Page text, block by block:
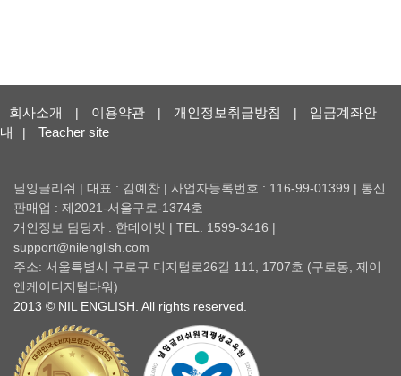
회사소개 | 이용약관 | 개인정보취급방침 |
입금계좌안
내
| Teacher site
닐잉글리쉬 | 대표 : 김예찬 | 사업자등록번호 : 116-99-01399 | 통신
판매업 : 제2021-서울구로-1374호
개인정보 담당자 : 한데이빗 | TEL: 1599-3416 |
support@nilenglish.com
주소: 서울특별시 구로구 디지털로26길 111, 1707호 (구로동, 제이
앤케이디지털타워)
2013 © NIL ENGLISH. All rights reserved.